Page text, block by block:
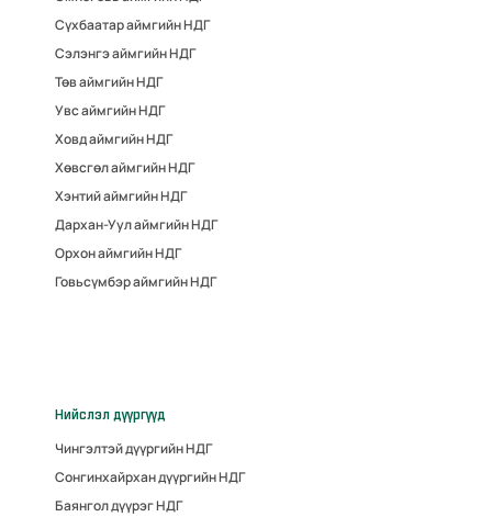
Сүхбаатар аймгийн НДГ
Сэлэнгэ аймгийн НДГ
Төв аймгийн НДГ
Увс аймгийн НДГ
Ховд аймгийн НДГ
Хөвсгөл аймгийн НДГ
Хэнтий аймгийн НДГ
Дархан-Уул аймгийн НДГ
Орхон аймгийн НДГ
Говьсүмбэр аймгийн НДГ
Нийслэл дүүргүүд
Чингэлтэй дүүргийн НДГ
Сонгинхайрхан дүүргийн НДГ
Баянгол дүүрэг НДГ